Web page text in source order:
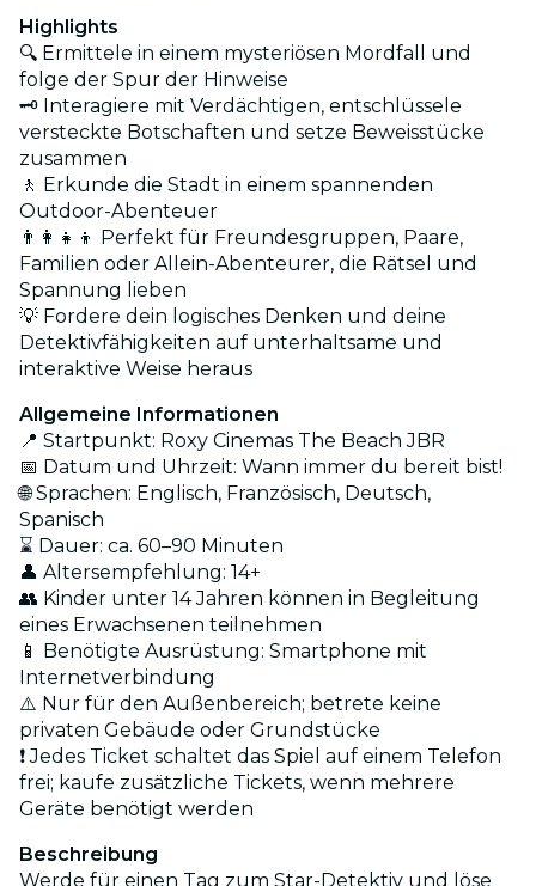
Highlights
🔍 Ermittele in einem mysteriösen Mordfall und
folge der Spur der Hinweise
🗝️ Interagiere mit Verdächtigen, entschlüssele
versteckte Botschaften und setze Beweisstücke
zusammen
🚶 Erkunde die Stadt in einem spannenden
Outdoor-Abenteuer
👨‍👩‍👧‍👦 Perfekt für Freundesgruppen, Paare,
Familien oder Allein-Abenteurer, die Rätsel und
Spannung lieben
💡 Fordere dein logisches Denken und deine
Detektivfähigkeiten auf unterhaltsame und
interaktive Weise heraus
Allgemeine Informationen
📍 Startpunkt: Roxy Cinemas The Beach JBR
📅 Datum und Uhrzeit: Wann immer du bereit bist!
🌐 Sprachen: Englisch, Französisch, Deutsch,
Spanisch
⌛ Dauer: ca. 60–90 Minuten
👤 Altersempfehlung: 14+
👥 Kinder unter 14 Jahren können in Begleitung
eines Erwachsenen teilnehmen
📱 Benötigte Ausrüstung: Smartphone mit
Internetverbindung
⚠️ Nur für den Außenbereich; betrete keine
privaten Gebäude oder Grundstücke
❗ Jedes Ticket schaltet das Spiel auf einem Telefon
frei; kaufe zusätzliche Tickets, wenn mehrere
Geräte benötigt werden
Beschreibung
Werde für einen Tag zum Star-Detektiv und löse